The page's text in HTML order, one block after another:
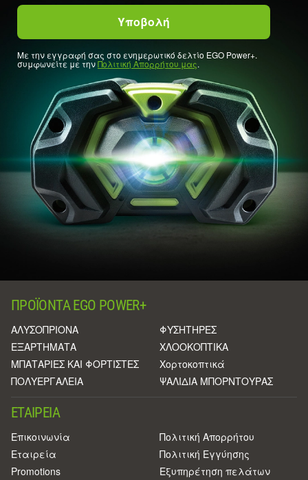
Με την εγγραφή σας στο ενημερωτικό δελτίο EGO Power+.
συμφωνείτε με τηνΠολιτική Απορρήτου μας.
ΠΡΟΪΌΝΤΑ EGO POWER+
ΑΛΥΣΟΠΡΙΟΝΑ
ΕΞΑΡΤΗΜΑΤΑ
ΜΠΑΤΑΡΙΕΣ ΚΑΙ ΦΟΡΤΙΣΤΕΣ
ΠΟΛΥΕΡΓΑΛΕΙΑ
ΦΥΣΗΤΗΡΕΣ
ΧΛΟΟΚΟΠΤΙΚΑ
Χορτοκοπτικά
ΨΑΛΙΔΙΑ ΜΠΟΡΝΤΟΥΡΑΣ
ΕΤΑΙΡΕΊΑ
Επικοινωνία
Eταιρεία
Promotions
Πολιτική Απορρήτου
Πολιτική Εγγύησης
Εξυπηρέτηση πελάτων